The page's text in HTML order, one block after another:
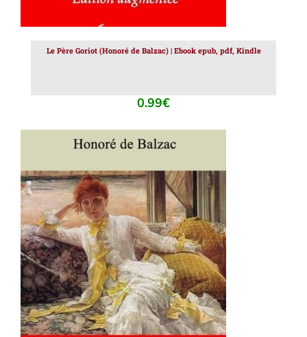
Le Père Goriot (Honoré de Balzac) | Ebook epub, pdf, Kindle
0.99€
AJOUTER AU PANIER DÉTAILS